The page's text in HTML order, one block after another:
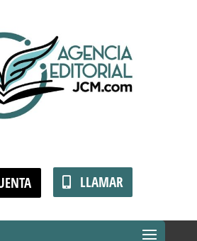
LLAMAR